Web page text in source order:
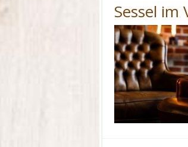
Sessel im